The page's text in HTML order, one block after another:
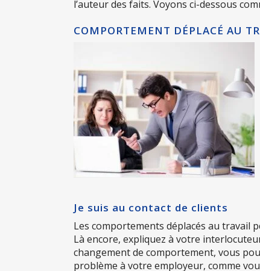
l’auteur des faits. Voyons ci-dessous
COMPORTEMENT DÉPLACÉ AU
Je suis au contact de clients
Les comportements déplacés au travail
Là encore, expliquez à votre
changement de comportement, vous
problème à votre employeur, comme